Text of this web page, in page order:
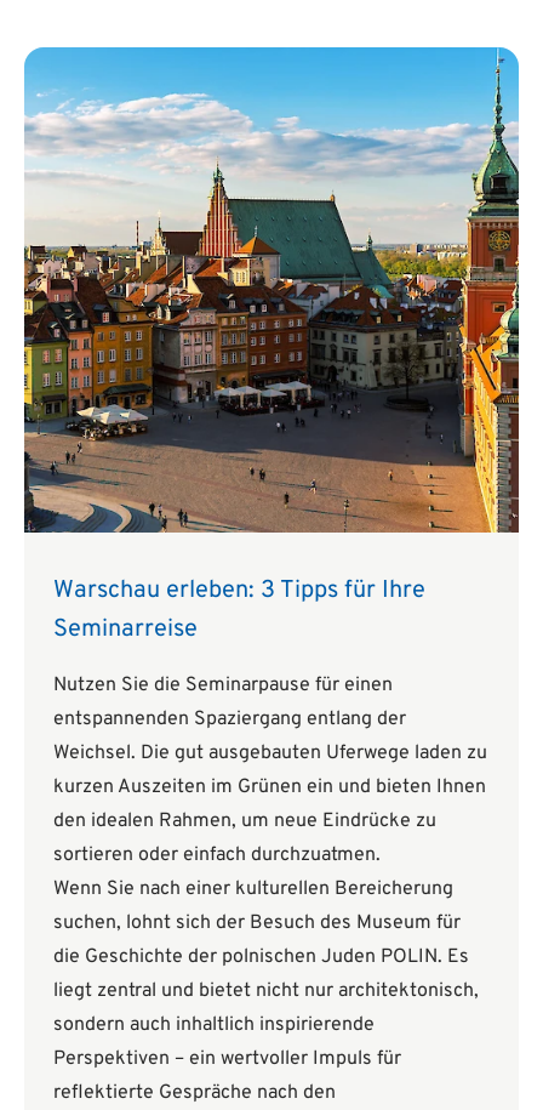
Warschau erleben: 3 Tipps für Ihre
Seminarreise
Nutzen Sie die Seminarpause für einen
entspannenden Spaziergang entlang der
Weichsel. Die gut ausgebauten Uferwege laden zu
kurzen Auszeiten im Grünen ein und bieten Ihnen
den idealen Rahmen, um neue Eindrücke zu
sortieren oder einfach durchzuatmen.
Wenn Sie nach einer kulturellen Bereicherung
suchen, lohnt sich der Besuch des Museum für
die Geschichte der polnischen Juden POLIN. Es
liegt zentral und bietet nicht nur architektonisch,
sondern auch inhaltlich inspirierende
Perspektiven – ein wertvoller Impuls für
reflektierte Gespräche nach den